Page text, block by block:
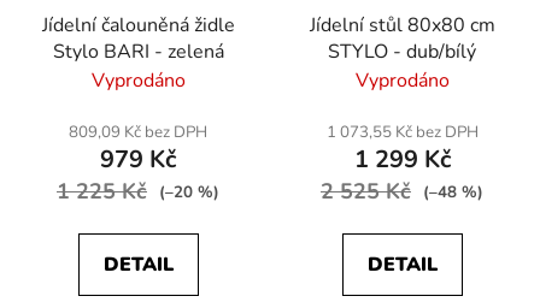
Jídelní čalouněná židle
Stylo BARI - zelená
Vyprodáno
809,09 Kč bez DPH
979 Kč
1 225 Kč (–20 %)
DETAIL
Jídelní stůl 80x80 cm
STYLO - dub/bílý
Vyprodáno
1 073,55 Kč bez DPH
1 299 Kč
2 525 Kč (–48 %)
DETAIL